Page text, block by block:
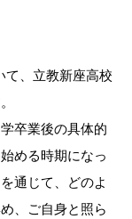
て、立教新座高校
卒業後の具体的
める時期になっ
通じて、どのよ
、ご自身と照ら